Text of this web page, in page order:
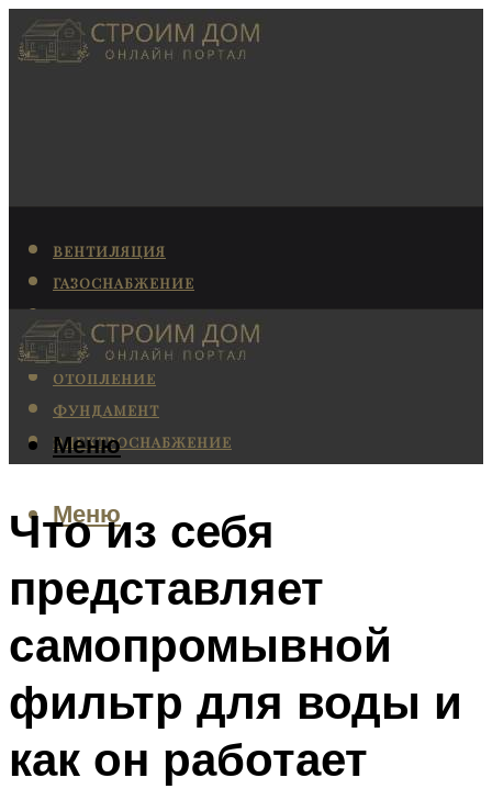
ВЕНТИЛЯЦИЯ
ГАЗОСНАБЖЕНИЕ
КАНАЛИЗАЦИЯ
КОНДИЦИОНИРОВАНИЕ
ОТОПЛЕНИЕ
ФУНДАМЕНТ
ЭЛЕКТРОСНАБЖЕНИЕ
Меню
Меню
Что из себя
представляет
самопромывной
фильтр для воды и
как он работает